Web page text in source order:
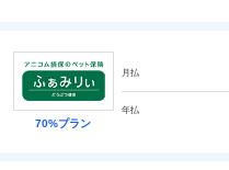
70%プラン
月払
年払